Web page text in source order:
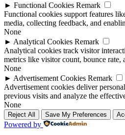
► Functional Cookies Remark
Functional cookies support features
media, collecting feedback, and
None
► Analytical Cookies Remark
Analytical cookies track visitor
metrics like visitor count, bounce rate,
None
► Advertisement Cookies Remark
Advertisement cookies deliver
previous visits and analyze the
None
Reject All Save My Preferences
Powered by